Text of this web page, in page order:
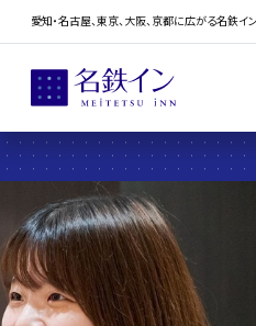
愛知・名古屋、東京、大阪、京都に広がる名鉄イ